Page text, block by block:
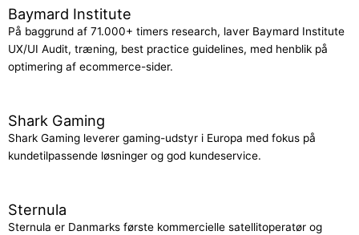
Baymard Institute
På baggrund af 71.000+ timers research, laver Baymard Institute
UX/UI Audit, træning, best practice guidelines, med henblik på
optimering af ecommerce-sider.
Shark Gaming
Shark Gaming leverer gaming-udstyr i Europa med fokus på
kundetilpassende løsninger og god kundeservice.
Sternula
Sternula er Danmarks første kommercielle satellitoperatør og